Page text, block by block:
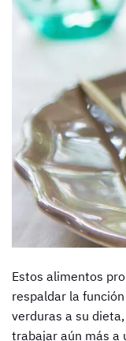
Estos alimentos
respaldar la
verduras a su
trabajar aún más a